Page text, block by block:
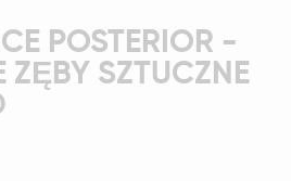
POSTERIOR -
ZĘBY SZTUCZNE